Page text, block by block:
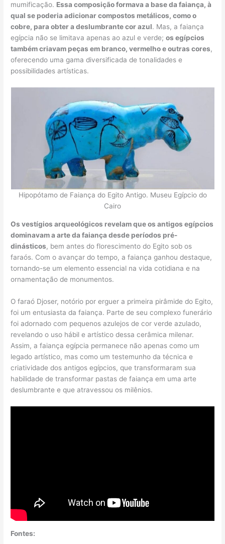
mumificação. Essa composição formava a base da faiança, à
qual se poderia adicionar compostos metálicos, como o
cobre, para obter a deslumbrante cor azul. Mas, a faiança
egípcia não se limitava apenas ao azul e verde;os egípcios
também criavam peças em branco, vermelho e outras cores,
oferecendo uma gama diversificada de tonalidades e
possibilidades artísticas.
Hipopótamo de Faiança do Egito Antigo. Museu Egípcio do
Cairo
Os vestígios arqueológicos revelam que os antigos egípcios
dominavam a arte da faiança desde períodos pré-
dinásticos, bem antes do florescimento do Egito sob os
faraós. Com o avançar do tempo, a faiança ganhou destaque,
tornando-se um elemento essencial na vida cotidiana e na
ornamentação de monumentos.
O faraó Djoser, notório por erguer a primeira pirâmide do Egito,
foi um entusiasta da faiança. Parte de seu complexo funerário
foi adornado com pequenos azulejos de cor verde azulado,
revelando o uso hábil e artístico dessa cerâmica milenar.
Assim, a faiança egípcia permanece não apenas como um
legado artístico, mas como um testemunho da técnica e
criatividade dos antigos egípcios, que transformaram sua
habilidade de transformar pastas de faiança em uma arte
deslumbrante e que atravessou os milênios.
Fontes: